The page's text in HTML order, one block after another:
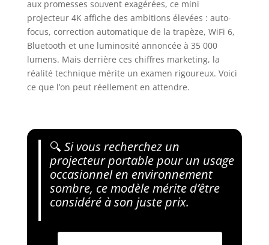
aux promesses souvent exagérées, ce mini
projecteur 4K affiche des ambitions élevées : auto-
focus, correction automatique de la trapèze, WiFi 6,
Bluetooth et une luminosité annoncée à 35 000
lumens. Mais derrière ces chiffres marketing, la
réalité technique mérite un examen rigoureux. Voici
ce que l’on peut réellement en attendre.
🔍 Si vous recherchez un
projecteur portable pour un usage
occasionnel en environnement
sombre, ce modèle mérite d’être
considéré à son juste prix.